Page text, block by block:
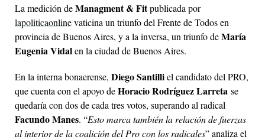
La medición deManagment & Fitpublicada por
lapoliticaonlinevaticina un triunfo del Frente de Todos en
provincia de Buenos Aires, y a la inversa, un triunfo deMaría
Eugenia Vidalen la ciudad de Buenos Aires.
En la interna bonaerense, Diego Santilliel candidato del PRO,
que cuenta con el apoyo deHoracio Rodríguez Larreta se
quedaría con dos de cada tres votos, superando al radical
Facundo Manes. “Esto marca también la relación de fuerzas
al interior de la coalición del Pro con los radicales” analiza el